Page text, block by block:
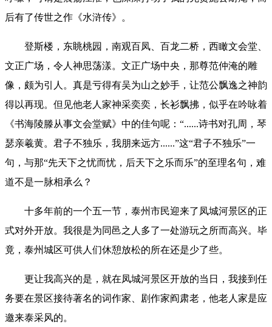
后有了传世之作《水浒传》。
登斯楼，东眺桃园，南观百凤、百龙二桥，西瞰文会堂、
文正广场，令人神思荡漾。文正广场中央，那尊范仲淹的雕
像，颇为引人。真是亏得有吴为山之妙手，让范公飘逸之神韵
得以再现。但见他老人家神采奕奕，长衫飘拂，似乎在吟咏着
《书海陵滕从事文会堂赋》中的佳句呢：“......诗书对孔周，琴
瑟亲羲黄。君子不独乐，我朋来远方......”这“君子不独乐”一
句，与那“先天下之忧而忧，后天下之乐而乐”的至理名句，难
道不是一脉相承么？
十多年前的一个五一节，泰州市民迎来了凤城河景区的正
式对外开放。我很是为同邑之人多了一处游玩之所而高兴。毕
竟，泰州城区可供人们休憩放松的所在还是少了些。
更让我高兴的是，就在凤城河景区开放的当日，我接到任
务要在景区接待著名的词作家、剧作家阎肃老，他老人家是应
邀来泰采风的。